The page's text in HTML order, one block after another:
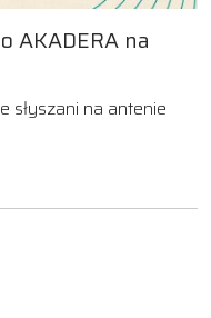
AKADERA na
słyszani na antenie